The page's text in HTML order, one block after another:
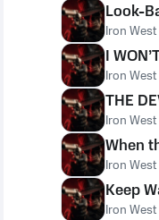
Look-
Iron West
I
Iron West
THE
Iron West
When
Iron West
Keep
Iron West